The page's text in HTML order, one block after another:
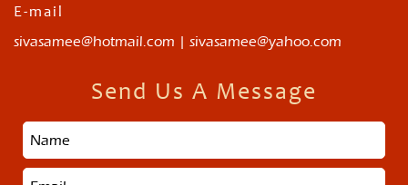
E-mail
sivasamee@hotmail.com | sivasamee@yahoo.com
Send Us A Message